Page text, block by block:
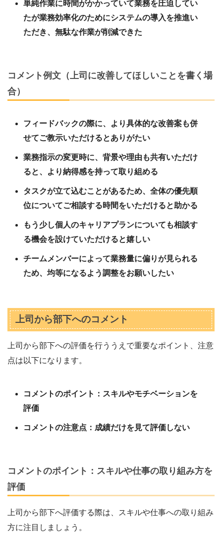
単純作業に時間がかかっていて業務を圧迫してい
たが業務効率化のためにシステムの導入を推進い
ただき、無駄な作業が削減できた
コメント例文（上司に改善してほしいことを書く場
合）
フィードバックの際に、より具体的な改善案も併
せてご教示いただけるとありがたい
業務指示の変更時に、背景や理由も共有いただけ
ると、より納得感を持って取り組める
タスクが立て込むことがあるため、全体の優先順
位についてご相談する時間をいただけると助かる
もう少し個人のキャリアプランについても相談す
る機会を設けていただけると嬉しい
チームメンバーによって業務量に偏りが見られる
ため、均等になるよう調整をお願いしたい
上司から部下へのコメント
上司から部下への評価を行ううえで重要なポイント、注意
点は以下になります。
コメントのポイント：スキルやモチベーションを
評価
コメントの注意点：成績だけを見て評価しない
コメントのポイント：スキルや仕事の取り組み方を
評価
上司から部下へ評価する際は、スキルや仕事への取り組み
方に注目しましょう。